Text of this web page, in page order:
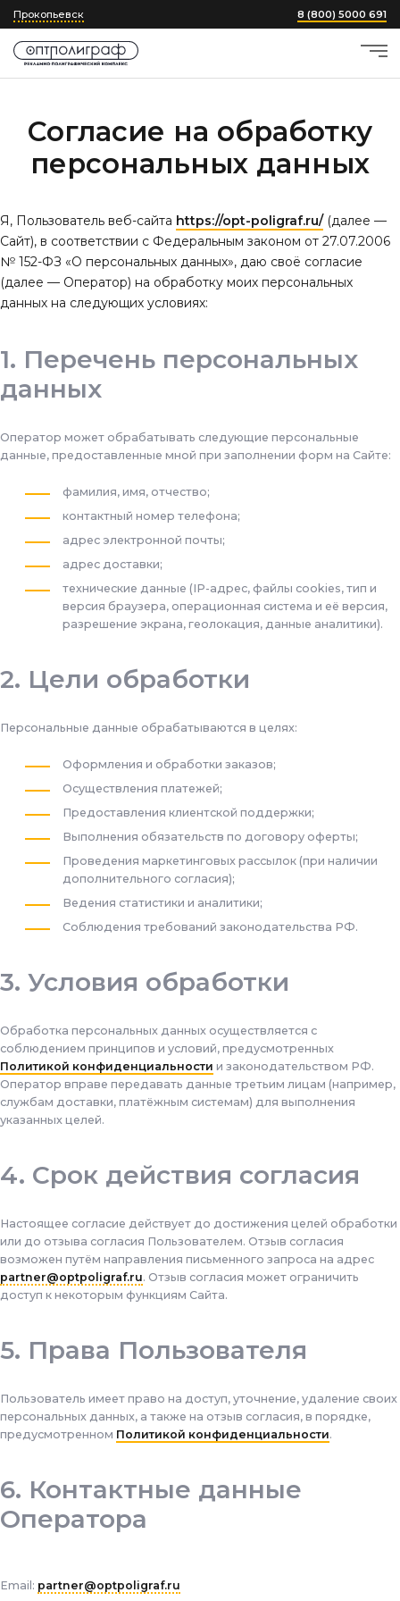
Прокопьевск 8 (800) 5000 691
Согласие на обработку
персональных данных
Я, Пользователь веб-сайта https://opt-poligraf.ru/(далее —
Сайт), в соответствии с Федеральным законом от 27.07.2006
№ 152-ФЗ «О персональных данных», даю своё согласие
(далее — Оператор) на обработку моих персональных
данных на следующих условиях:
Перечень персональных
данных
Оператор может обрабатывать следующие персональные
данные, предоставленные мной при заполнении форм на Сайте:
фамилия, имя, отчество;
контактный номер телефона;
адрес электронной почты;
адрес доставки;
технические данные (IP-адрес, файлы cookies, тип и
версия браузера, операционная система и её версия,
разрешение экрана, геолокация, данные аналитики).
Цели обработки
Персональные данные обрабатываются в целях:
Оформления и обработки заказов;
Осуществления платежей;
Предоставления клиентской поддержки;
Выполнения обязательств по договору оферты;
Проведения маркетинговых рассылок (при наличии
дополнительного согласия);
Ведения статистики и аналитики;
Соблюдения требований законодательства РФ.
Условия обработки
Обработка персональных данных осуществляется с
соблюдением принципов и условий, предусмотренных
Политикой конфиденциальности и законодательством РФ.
Оператор вправе передавать данные третьим лицам (например,
службам доставки, платёжным системам) для выполнения
указанных целей.
Срок действия согласия
Настоящее согласие действует до достижения целей обработки
или до отзыва согласия Пользователем. Отзыв согласия
возможен путём направления письменного запроса на адрес
partner@optpoligraf.ru. Отзыв согласия может ограничить
доступ к некоторым функциям Сайта.
Права Пользователя
Пользователь имеет право на доступ, уточнение, удаление своих
персональных данных, а также на отзыв согласия, в порядке,
предусмотренном Политикой конфиденциальности.
Контактные данные
Оператора
Email: partner@optpoligraf.ru